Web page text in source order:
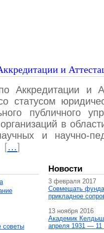
и
Аккредитации и
статусом
публичного
в
и научно-
[…]
советы
Новости
3 февраля 2017
Совмещать
прикладное
13 ноября 2016
Академик
апреля 1931 — 11